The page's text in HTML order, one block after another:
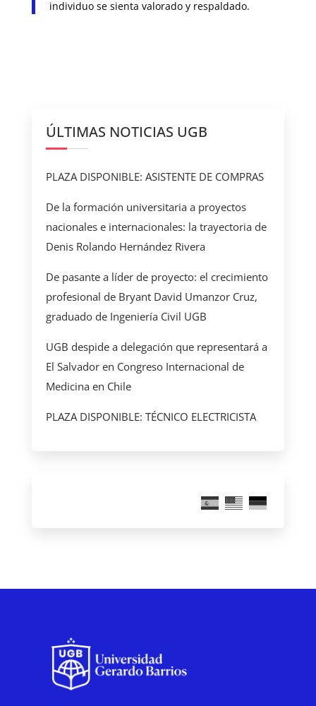
individuo se sienta valorado y respaldado.
ÚLTIMAS NOTICIAS UGB
PLAZA DISPONIBLE: ASISTENTE DE COMPRAS
De la formación universitaria a proyectos
nacionales e internacionales: la trayectoria de
Denis Rolando Hernández Rivera
De pasante a líder de proyecto: el crecimiento
profesional de Bryant David Umanzor Cruz,
graduado de Ingeniería Civil UGB
UGB despide a delegación que representará a
El Salvador en Congreso Internacional de
Medicina en Chile
PLAZA DISPONIBLE: TÉCNICO ELECTRICISTA